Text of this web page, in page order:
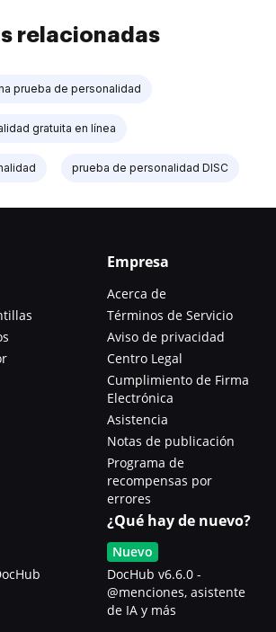
relacionadas
prueba de personalidad
gratuita en línea
prueba de personalidad DISC
Empresa
Acerca de
Términos de Servicio
Aviso de privacidad
Centro Legal
Cumplimiento de Firma
Electrónica
Asistencia
Notas de publicación
Programa de
recompensas por
errores
¿Qué hay de nuevo?
Nuevo
DocHub v6.6.0 -
@menciones, asistente
de IA y más